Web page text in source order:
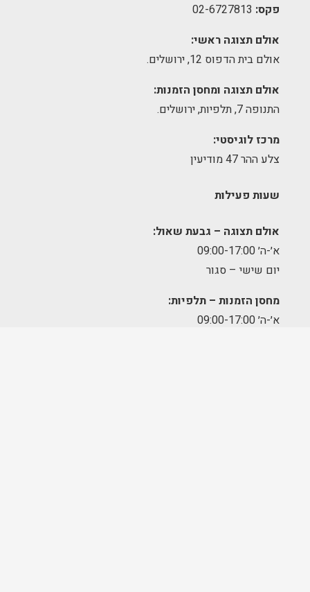
פקס:
אולם תצוגה ראשי:
אולם בית הדפוס 12, ירושלים.
אולם תצוגה ומחסן הזמנות:
התנופה 7, תלפיות, ירושלים.
מרכז לוגיסטי:
צלע ההר 47 מודיעין
שעות פעילות
אולם תצוגה – גבעת שאול:
א׳-ה׳ 09:00-17:00
יום שישי – סגור
מחסן הזמנות – תלפיות:
א׳-ה׳ 09:00-17:00